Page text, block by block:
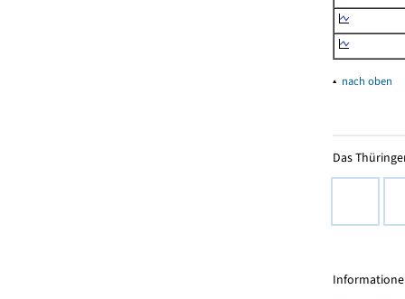
▴ nach oben
Das